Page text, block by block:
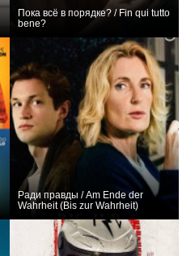
Пока всё в порядке? / Fin qui tutto
bene?
Ради правды / Am Ende der
Wahrheit (Bis zur Wahrheit)